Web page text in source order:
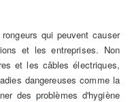
qui peuvent causer
et les entreprises. Non
et les câbles électriques,
dangereuses comme la
des problèmes d'hygiène